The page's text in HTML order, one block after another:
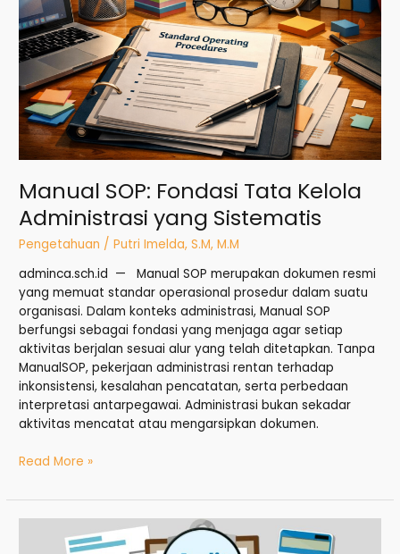
Manual SOP: Fondasi Tata Kelola
Administrasi yang Sistematis
Pengetahuan /Putri Imelda, S.M, M.M
adminca.sch.id — Manual SOP merupakan dokumen resmi
yang memuat standar operasional prosedur dalam suatu
organisasi. Dalam konteks administrasi, Manual SOP
berfungsi sebagai fondasi yang menjaga agar setiap
aktivitas berjalan sesuai alur yang telah ditetapkan. Tanpa
ManualSOP, pekerjaan administrasi rentan terhadap
inkonsistensi, kesalahan pencatatan, serta perbedaan
interpretasi antarpegawai. Administrasi bukan sekadar
aktivitas mencatat atau mengarsipkan dokumen.
Read More »